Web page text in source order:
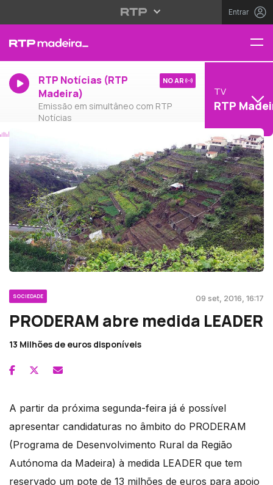
Entrar
RTP Notícias (RTP
Madeira)
Emissão em simultâneo com RTP
Notícias
NO AR
TV
RTP
SOCIEDADE 09 set, 2016, 16:17
PRODERAM abre medida LEADER
13 Milhões de euros disponíveis
A partir da próxima segunda-feira já é possível
apresentar candidaturas no âmbito do PRODERAM
(Programa de Desenvolvimento Rural da Região
Autónoma da Madeira) à medida LEADER que tem
reservado um pote de 13 milhões de euros para apoio